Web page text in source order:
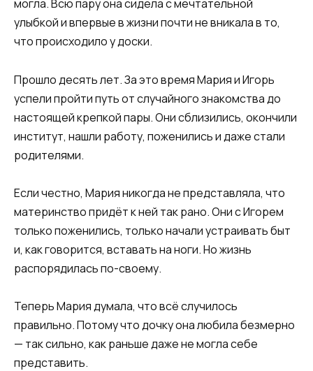
могла. Всю пару она сидела с мечтательной
улыбкой и впервые в жизни почти не вникала в то,
что происходило у доски.
Прошло десять лет. За это время Мария и Игорь
успели пройти путь от случайного знакомства до
настоящей крепкой пары. Они сблизились, окончили
институт, нашли работу, поженились и даже стали
родителями.
Если честно, Мария никогда не представляла, что
материнство придёт к ней так рано. Они с Игорем
только поженились, только начали устраивать быт
и, как говорится, вставать на ноги. Но жизнь
распорядилась по-своему.
Теперь Мария думала, что всё случилось
правильно. Потому что дочку она любила безмерно
— так сильно, как раньше даже не могла себе
представить.